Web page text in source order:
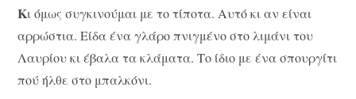
Κι όμως συγκινούμαι με το τίποτα. Αυτό κι αν είναι
αρρώστια. Είδα ένα γλάρο πνιγμένο στο λιμάνι του
Λαυρίου κι έβαλα τα κλάματα. Το ίδιο με ένα σπουργίτι
πού ήλθε στο μπαλκόνι.